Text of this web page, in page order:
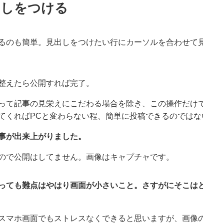
をつける
のも簡単。見出しをつけたい行にカーソルを合わせて
えたら公開すれば完了。
て記事の見栄えにこだわる場合を除き、この操作だけ
くればPCと変わらない程、簡単に投稿できるのではな
が出来上がりました。
で公開はしてません。画像はキャプチャです。
ても難点はやはり画面が小さいこと。さすがにそこは
マホ画面でもストレスなくできると思いますが、画像